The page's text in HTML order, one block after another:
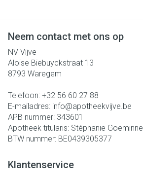
Neem contact met ons op
NV Vijve
Aloise Biebuyckstraat 13
8793 Waregem
Telefoon: +32 56 60 27 88
E-mailadres: info@apotheekvijve.be
APB nummer: 343601
Apotheek titularis: Stéphanie Goeminne
BTW nummer: BE0439305377
Klantenservice